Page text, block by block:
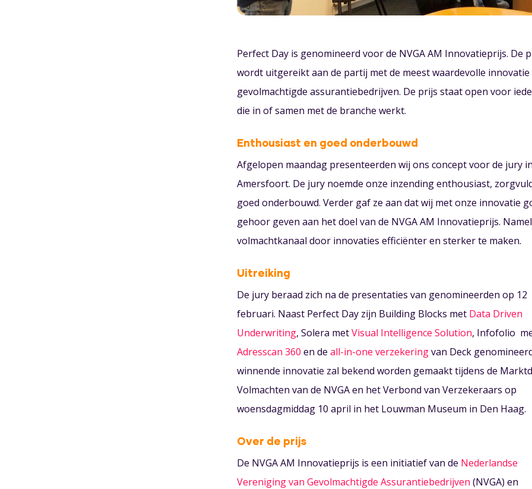
Perfect Day is genomineerd voor de NVGA AM Innovatieprijs. De
wordt uitgereikt aan de partij met de meest waardevolle
gevolmachtigde assurantiebedrijven. De prijs staat open voor
die in of samen met de branche werkt.
Enthousiast en goed onderbouwd
Afgelopen maandag presenteerden wij ons concept voor de jury
Amersfoort. De jury noemde onze inzending enthousiast,
goed onderbouwd. Verder gaf ze aan dat wij met onze innovatie
gehoor geven aan het doel van de NVGA AM Innovatieprijs.
volmachtkanaal door innovaties efficiënter en sterker te maken.
Uitreiking
De jury beraad zich na de presentaties van genomineerden op 12
februari. Naast Perfect Day zijn Building Blocks met Data Driven
Underwriting, Solera metVisual Intelligence Solution, Infofolio
Adresscan 360 en de all-in-one verzekeringvan Deck
winnende innovatie zal bekend worden gemaakt tijdens de
Volmachten van de NVGA en het Verbond van Verzekeraars op
woensdagmiddag 10 april in het Louwman Museum in Den Haag.
Over de prijs
De NVGA AM Innovatieprijs is een initiatief van de Nederlandse
Vereniging van Gevolmachtigde Assurantiebedrijven (NVGA) en